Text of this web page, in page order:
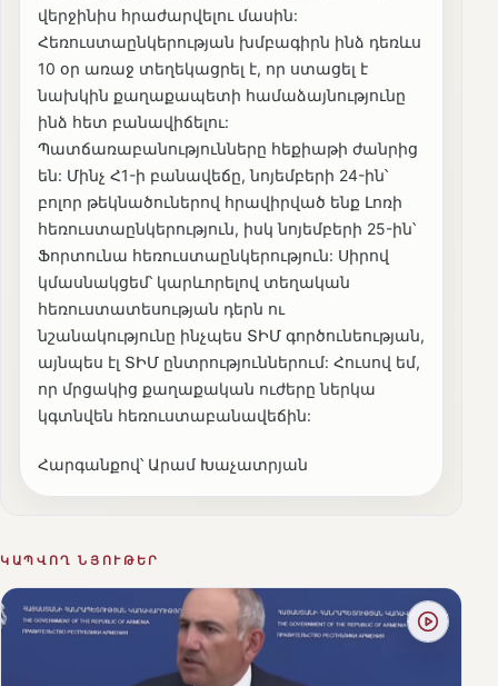
վերջինիս հրաժարվելու մասին:
Հեռուստաընկերության խմբագիրն ինձ դեռևս
10 օր առաջ տեղեկացրել է, որ ստացել է
նախկին քաղաքապետի համաձայնությունը
ինձ հետ բանավիճելու:
Պատճառաբանությունները հեքիաթի ժանրից
են: Մինչ Հ1-ի բանավեճը, նոյեմբերի 24-ին՝
բոլոր թեկնածուներով հրավիրված ենք Լոռի
հեռուստաընկերություն, իսկ նոյեմբերի 25-ին՝
Ֆորտունա հեռուստաընկերություն: Սիրով
կմասնակցեմ՝ կարևորելով տեղական
հեռուստատեսության դերն ու
նշանակությունը ինչպես ՏԻՄ գործունեության,
այնպես էլ ՏԻՄ ընտրություններում: Հուսով եմ,
որ մրցակից քաղաքական ուժերը ներկա
կգտնվեն հեռուստաբանավեճին:
Հարգանքով՝ Արամ Խաչատրյան
ԿԱՊՎՈՂ ՆՅՈՒԹԵՐ